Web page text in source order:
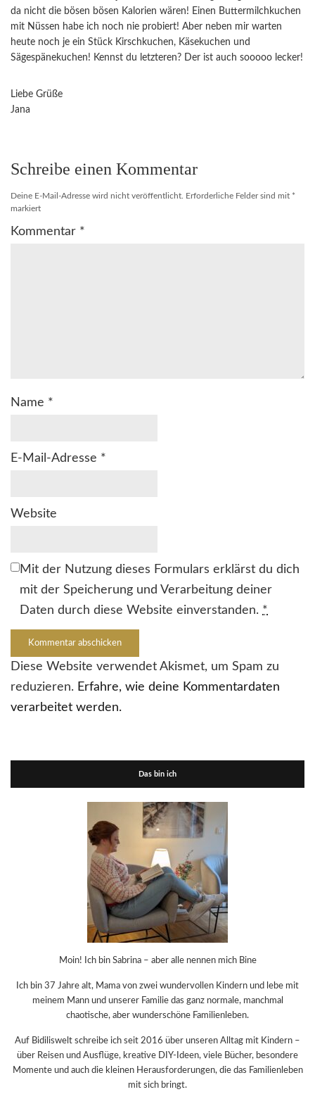
da nicht die bösen bösen Kalorien wären! Einen Buttermilchkuchen
mit Nüssen habe ich noch nie probiert! Aber neben mir warten
heute noch je ein Stück Kirschkuchen, Käsekuchen und
Sägespänekuchen! Kennst du letzteren? Der ist auch sooooo lecker!
Liebe Grüße
Jana
Schreibe einen Kommentar
Deine E-Mail-Adresse wird nicht veröffentlicht. Erforderliche Felder sind mit *
markiert
Kommentar *
Name *
E-Mail-Adresse *
Website
Mit der Nutzung dieses Formulars erklärst du dich
mit der Speicherung und Verarbeitung deiner
Daten durch diese Website einverstanden. *
Diese Website verwendet Akismet, um Spam zu
reduzieren. Erfahre, wie deine Kommentardaten
verarbeitet werden.
Das bin ich
Moin! Ich bin Sabrina – aber alle nennen mich Bine
Ich bin 37 Jahre alt, Mama von zwei wundervollen Kindern und lebe mit
meinem Mann und unserer Familie das ganz normale, manchmal
chaotische, aber wunderschöne Familienleben.
Auf Bidiliswelt schreibe ich seit 2016 über unseren Alltag mit Kindern –
über Reisen und Ausflüge, kreative DIY-Ideen, viele Bücher, besondere
Momente und auch die kleinen Herausforderungen, die das Familienleben
mit sich bringt.